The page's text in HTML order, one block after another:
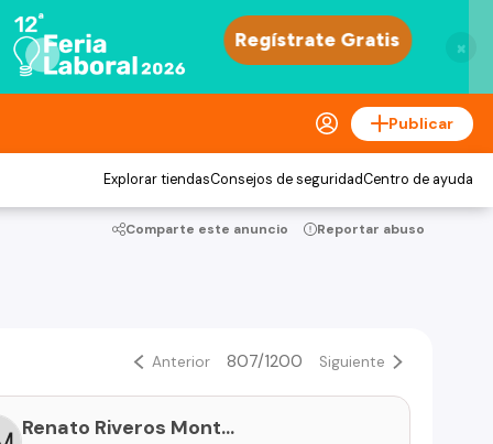
×
Publicar
Explorar tiendasConsejos de seguridadCentro de ayuda
Comparte este anuncio Reportar abuso
Anterior 807/1200 Siguiente
Renato Riveros Montecino